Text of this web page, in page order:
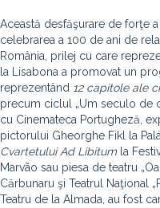
Această desfăşurare de forţe
celebrarea a 100 de ani de
România, prilej cu care
la Lisabona a promovat un
reprezentând 12 capitole ale
precum ciclul „Um seculo de
cu Cinemateca Portugheză,
pictorului Gheorghe Fikl la
Cvartetului Ad Libitumla
Marvão sau piesa de teatru
Cărbunaru şi Teatrul Naţional
Teatru de la Almada, au fost